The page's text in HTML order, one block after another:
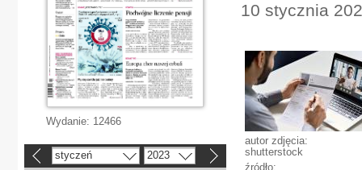
10 stycznia
autor zdjęcia:
shutterstock
źródło:
Wydanie: 12466
styczeń 2023